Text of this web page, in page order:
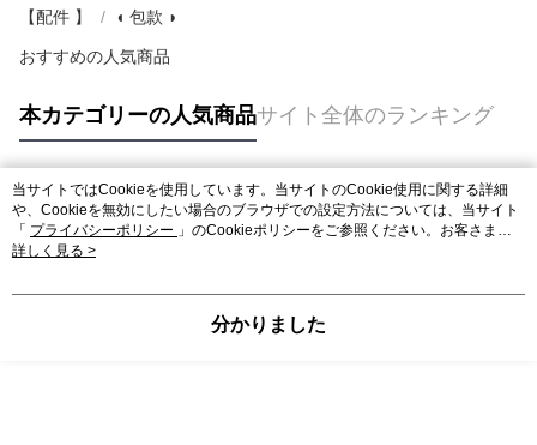
【配件 】 ◖ 包款 ◗
おすすめの人気商品
本カテゴリーの人気商品サイト全体のランキング
人気タグ
当サイトではCookieを使用しています。当サイトのCookie使用に関する詳細
や、Cookieを無効にしたい場合のブラウザでの設定方法については、当サイト
「 プライバシーポリシー 」のCookieポリシーをご参照ください。お客さま
が、当サイトを引き続き使用される場合、当社がサイト利用規約のCookieポリ
詳しく見る >
分かりました